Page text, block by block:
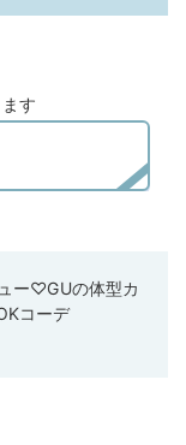
す
ー♡GUの体型カ
コーデ